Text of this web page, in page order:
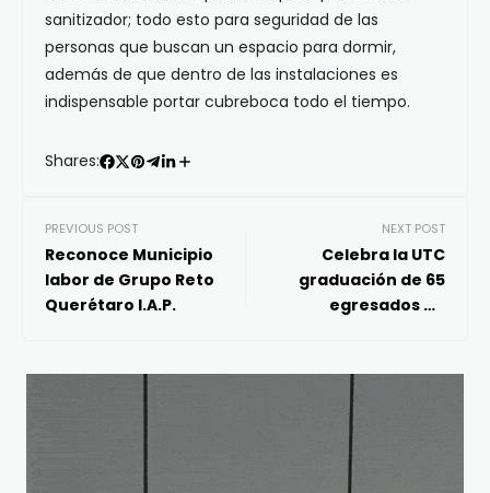
sanitizador; todo esto para seguridad de las
personas que buscan un espacio para dormir,
además de que dentro de las instalaciones es
indispensable portar cubreboca todo el tiempo.
Shares:
PREVIOUS POST
Reconoce Municipio
labor de Grupo Reto
Querétaro I.A.P.
NEXT POST
Celebra la UTC
graduación de 65
egresados de
Arquitectura de